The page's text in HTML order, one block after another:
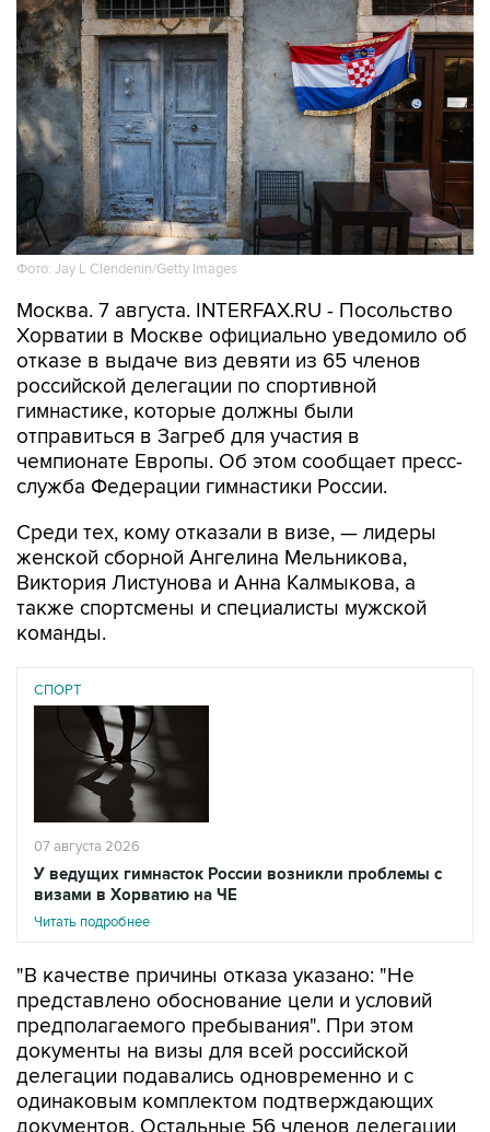
Фото: Jay L Clendenin/Getty Images
Москва. 7 августа. INTERFAX.RU - Посольство
Хорватии в Москве официально уведомило об
отказе в выдаче виз девяти из 65 членов
российской делегации по спортивной
гимнастике, которые должны были
отправиться в Загреб для участия в
чемпионате Европы. Об этом сообщает пресс-
служба Федерации гимнастики России.
Среди тех, кому отказали в визе, — лидеры
женской сборной Ангелина Мельникова,
Виктория Листунова и Анна Калмыкова, а
также спортсмены и специалисты мужской
команды.
СПОРТ
07 августа 2026
У ведущих гимнасток России возникли проблемы с
визами в Хорватию на ЧЕ
Читать подробнее
"В качестве причины отказа указано: "Не
представлено обоснование цели и условий
предполагаемого пребывания". При этом
документы на визы для всей российской
делегации подавались одновременно и с
одинаковым комплектом подтверждающих
документов. Остальные 56 членов делегации